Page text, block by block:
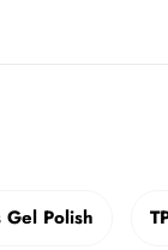
Gel Polish